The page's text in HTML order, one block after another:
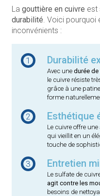
La gouttière en cuivre est
durabilité . Voici
inconvénients :
1 Durabilité
Avec unedurée
le cuivre résiste
grâce à une
forme
2 Esthétique
Le cuivre offre une
qui vieillit en un
touche de
3 Entretien
Le sulfate de
agit contre les
besoins de